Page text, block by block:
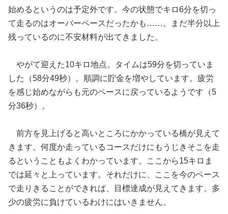
始めるというのは予定外です。今の状態でキロ6分を切っ
て走るのはオーバーペースだったかも……。まだ半分以上
残っているのに不安材料が出てきました。
やがて迎えた10キロ地点。タイムは59分を切っていま
した（58分49秒）。順調に貯金を増やしています。疲労
を感じ始めながらも元のペースに戻っているようです（5
分36秒）。
前方を見上げると高いところにかかっている橋が見えて
きます。何度か走っているコースだけにもうじきそこを走
るということもよくわかっています。ここから15キロま
では延々と上っています。それだけに、ここを今のペース
で走りきることができれば、目標達成が見えてきます。多
少の疲労に負けているわけにはいきません。